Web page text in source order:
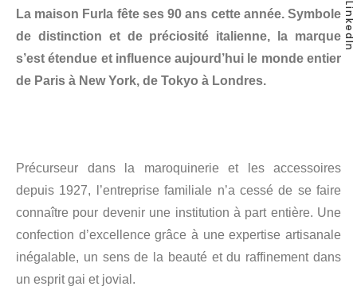
LinkedIn
La maison Furla fête ses 90 ans cette année. Symbole
de distinction et de préciosité italienne, la marque
s’est étendue et influence aujourd’hui le monde entier
de Paris à New York, de Tokyo à Londres.
Précurseur dans la maroquinerie et les accessoires
depuis 1927, l’entreprise familiale n’a cessé de se faire
connaître pour devenir une institution à part entière. Une
confection d’excellence grâce à une expertise artisanale
inégalable, un sens de la beauté et du raffinement dans
un esprit gai et jovial.